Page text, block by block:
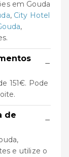
em Gouda
, City Hotel
,
−
151€. Pode
de
−
e utilize o